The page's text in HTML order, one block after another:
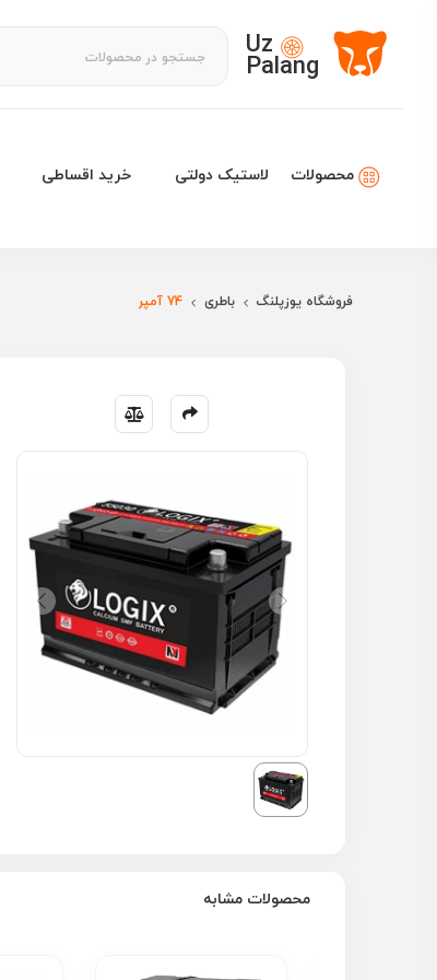
Uz
Palang
محصولات لاستیک دولتی خرید اقساطی
فروشگاه یوزپلنگ باطری 74 آمپر
محصولات مشابه